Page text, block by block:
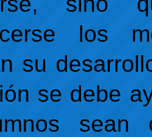
los
su
se debe
sean